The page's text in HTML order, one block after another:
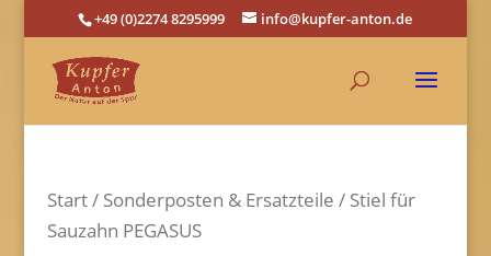
+49 (0)2274 8295999 info@kupfer-anton.de
Start/ Sonderposten & Ersatzteile / Stiel für
Sauzahn PEGASUS